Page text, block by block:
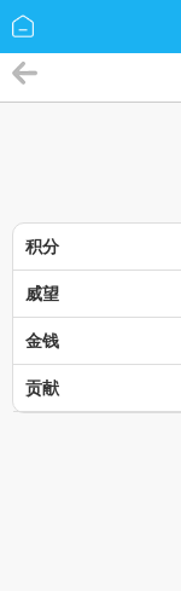
积分
威望
金钱
贡献